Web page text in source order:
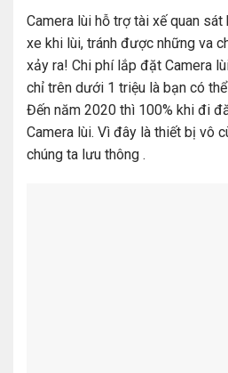
Camera lùi hỗ trợ tài xế quan
xe khi lùi, tránh được những va
xảy ra! Chi phí lắp đặt Camera
chỉ trên dưới 1 triệu là bạn có
Đến năm 2020 thì 100% khi đi
Camera lùi. Vì đây là thiết bị vô
chúng ta lưu thông .